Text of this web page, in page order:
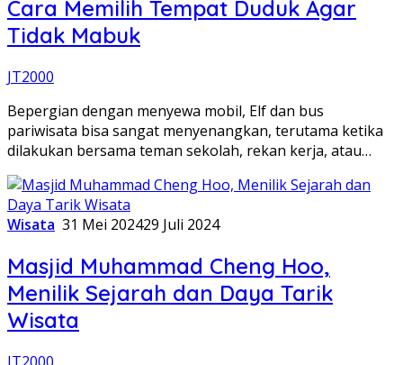
Cara Memilih Tempat Duduk Agar
Tidak Mabuk
JT2000
Bepergian dengan menyewa mobil, Elf dan bus
pariwisata bisa sangat menyenangkan, terutama ketika
dilakukan bersama teman sekolah, rekan kerja, atau…
Wisata 31 Mei 202429 Juli 2024
Masjid Muhammad Cheng Hoo,
Menilik Sejarah dan Daya Tarik
Wisata
JT2000